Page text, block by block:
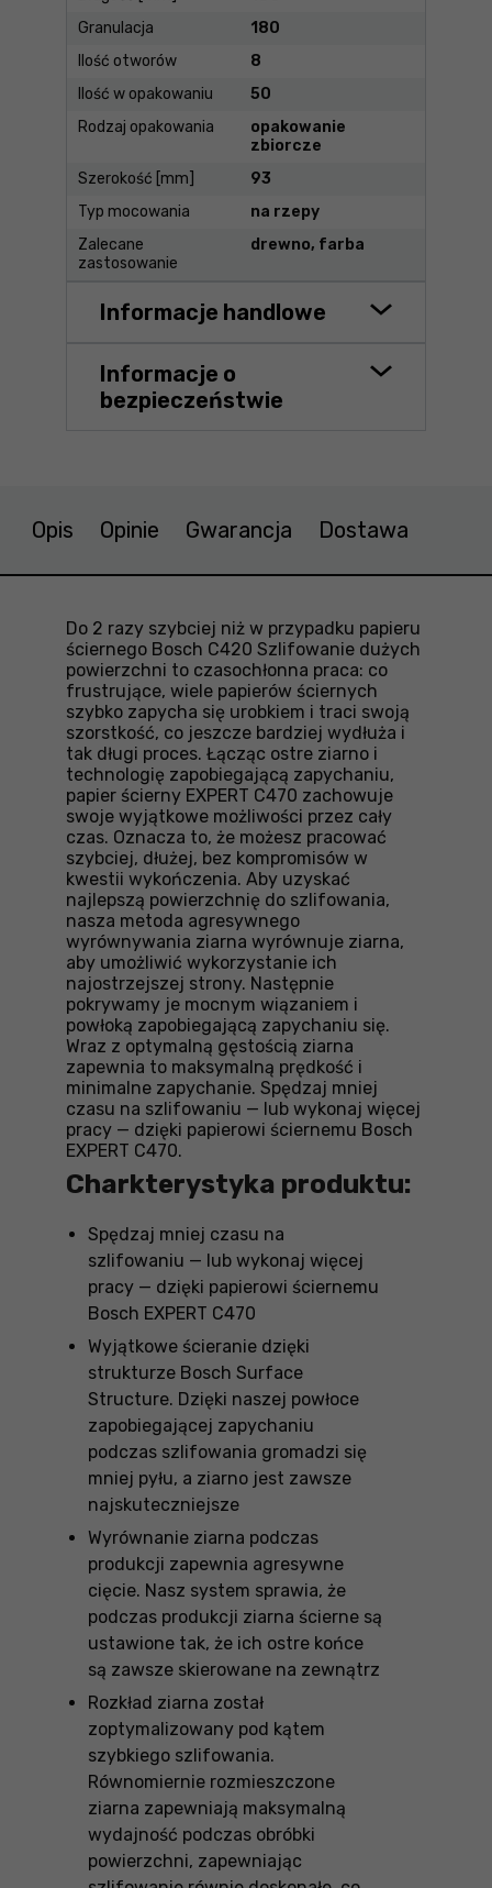
Granulacja
180
Ilość otworów
8
Ilość w opakowaniu
50
Rodzaj opakowania
opakowanie
zbiorcze
Szerokość [mm]
93
Typ mocowania
na rzepy
Zalecane
zastosowanie
drewno, farba
Informacje handlowe
Informacje o
bezpieczeństwie
Opis Opinie Gwarancja Dostawa
Do 2 razy szybciej niż w przypadku papieru
ściernego Bosch C420 Szlifowanie dużych
powierzchni to czasochłonna praca: co
frustrujące, wiele papierów ściernych
szybko zapycha się urobkiem i traci swoją
szorstkość, co jeszcze bardziej wydłuża i
tak długi proces. Łącząc ostre ziarno i
technologię zapobiegającą zapychaniu,
papier ścierny EXPERT C470 zachowuje
swoje wyjątkowe możliwości przez cały
czas. Oznacza to, że możesz pracować
szybciej, dłużej, bez kompromisów w
kwestii wykończenia. Aby uzyskać
najlepszą powierzchnię do szlifowania,
nasza metoda agresywnego
wyrównywania ziarna wyrównuje ziarna,
aby umożliwić wykorzystanie ich
najostrzejszej strony. Następnie
pokrywamy je mocnym wiązaniem i
powłoką zapobiegającą zapychaniu się.
Wraz z optymalną gęstością ziarna
zapewnia to maksymalną prędkość i
minimalne zapychanie. Spędzaj mniej
czasu na szlifowaniu — lub wykonaj więcej
pracy — dzięki papierowi ściernemu Bosch
EXPERT C470.
Charkterystyka produktu:
Spędzaj mniej czasu na
szlifowaniu — lub wykonaj więcej
pracy — dzięki papierowi ściernemu
Bosch EXPERT C470
Wyjątkowe ścieranie dzięki
strukturze Bosch Surface
Structure. Dzięki naszej powłoce
zapobiegającej zapychaniu
podczas szlifowania gromadzi się
mniej pyłu, a ziarno jest zawsze
najskuteczniejsze
Wyrównanie ziarna podczas
produkcji zapewnia agresywne
cięcie. Nasz system sprawia, że
podczas produkcji ziarna ścierne są
ustawione tak, że ich ostre końce
są zawsze skierowane na zewnątrz
Rozkład ziarna został
zoptymalizowany pod kątem
szybkiego szlifowania.
Równomiernie rozmieszczone
ziarna zapewniają maksymalną
wydajność podczas obróbki
powierzchni, zapewniając